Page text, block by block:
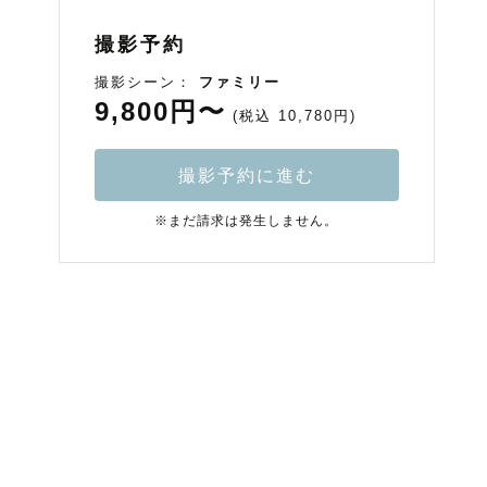
撮影予約
撮影シーン： ファミリー
9,800円〜 (税込 10,780円)
撮影予約に進む
※まだ請求は発生しません。